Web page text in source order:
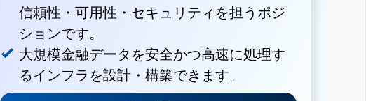
信頼性・可用性・セキュリティを担うポジ
ションです。
大規模金融データを安全かつ高速に処理す
るインフラを設計・構築できます。